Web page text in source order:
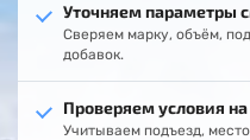
Уточняем параметры
Сверяем марку, объём,
добавок.
Проверяем условия
Учитываем подъезд,